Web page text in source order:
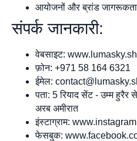
आयोजनों और ब्रांड जागरूकता
संपर्क जानकारी:
वेबसाइट:
फ़ोन: +971 58 164 6321
ईमेल:
पता: 5 रियाद सेंट - उम्म
अरब अमीरात
इंस्टाग्राम:
फेसबुक: